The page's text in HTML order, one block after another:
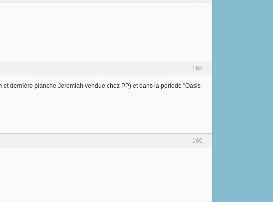
165
dernière planche Jeremiah vendue chez PP) et dans la période "Oasis
166